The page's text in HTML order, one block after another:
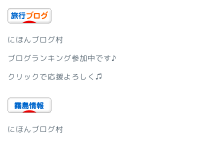
にほんブログ村
ブログランキング参加中です♪
クリックで応援よろしく♫
にほんブログ村